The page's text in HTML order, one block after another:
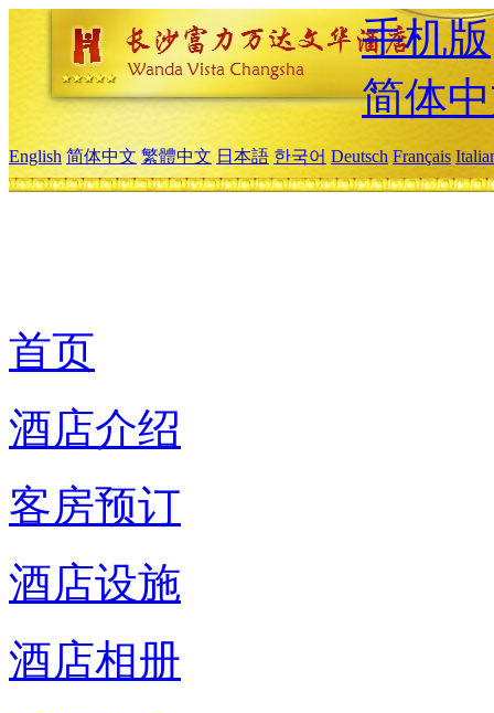
手机版
简体
English 简体中文 繁體中文 日本語 한국어 Deutsch Français
首页
酒店介绍
客房预订
酒店设施
酒店相册